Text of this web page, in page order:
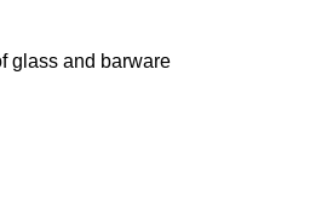
glass and barware